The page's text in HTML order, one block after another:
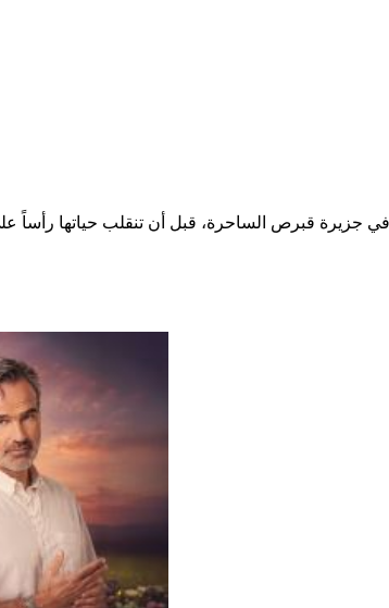
جزيرة قبرص الساحرة، قبل أن تنقلب حياتها رأساً